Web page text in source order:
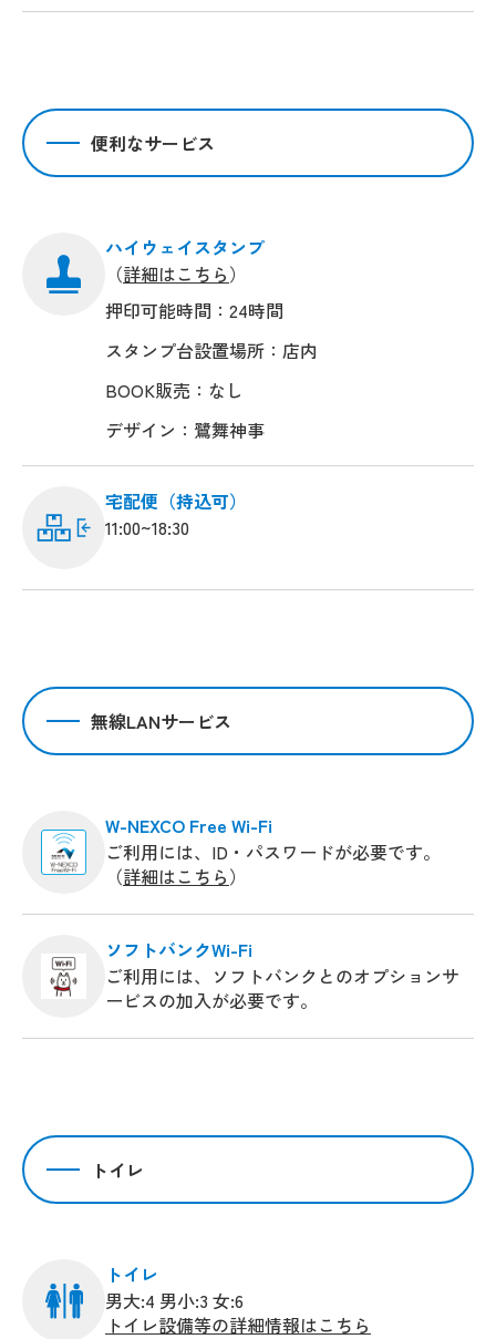
便利なサービス
ハイウェイスタンプ
（詳細はこちら）
押印可能時間：24時間
スタンプ台設置場所：店内
BOOK販売：なし
デザイン：鷺舞神事
宅配便（持込可）
11:00~18:30
無線LANサービス
W-NEXCO Free Wi-Fi
ご利用には、ID・パスワードが必要です。
（詳細はこちら）
ソフトバンクWi-Fi
ご利用には、ソフトバンクとのオプションサ
ービスの加入が必要です。
トイレ
トイレ
男大:4 男小:3 女:6
トイレ設備等の詳細情報はこちら